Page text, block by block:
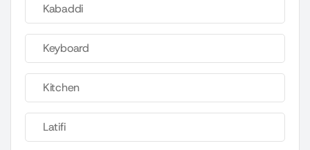
Kabaddi
Keyboard
Kitchen
Latifi